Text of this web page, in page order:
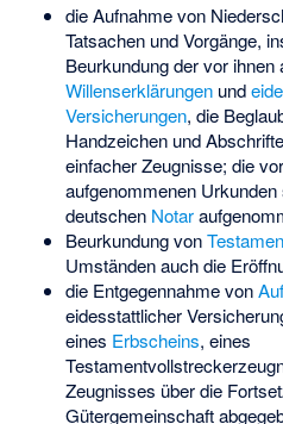
die Aufnahme von
Tatsachen und Vorgänge,
Beurkundung der vor ihnen
Willenserklärungenund
Versicherungen, die
Handzeichen und
einfacher Zeugnisse; die
aufgenommenen
deutschen Notar
Beurkundung von
Umständen auch die
die Entgegennahme von
eidesstattlicher
eines Erbscheins, eines
Zeugnisses über die
Gütergemeinschaft